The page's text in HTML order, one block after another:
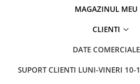
MAGAZINUL MEU
CLIENTI
DATE COMERCIALE
SUPORT CLIENTI LUNI-VINERI 10-